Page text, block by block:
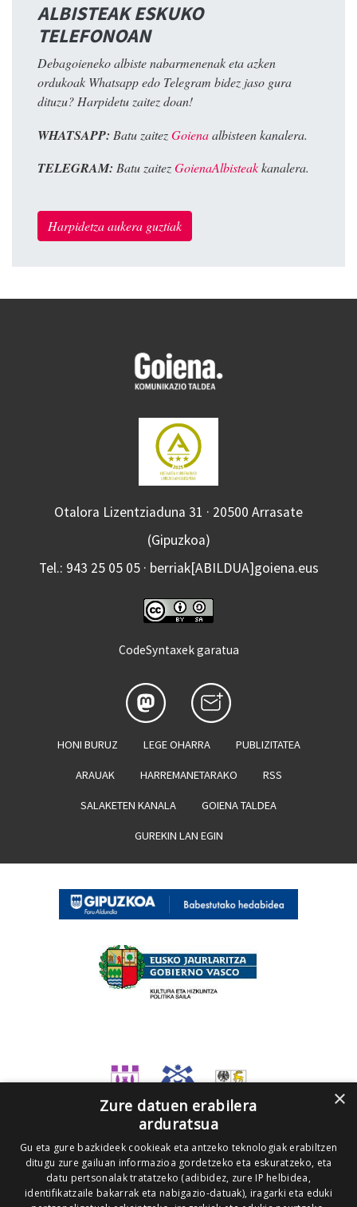
ALBISTEAK ESKUKO
TELEFONOAN
Debagoieneko albiste nabarmenenak eta azken
ordukoak Whatsapp edo Telegram bidez jaso gura
dituzu? Harpidetu zaitez doan!
WHATSAPP: Batu zaitezGoienaalbisteen kanalera.
TELEGRAM: Batu zaitezGoienaAlbisteakkanalera.
Harpidetza aukera guztiak
Otalora Lizentziaduna 31 · 20500 Arrasate
(Gipuzkoa)
Tel.: 943 25 05 05 · berriak[ABILDUA]goiena.eus
CodeSyntaxek garatua
HONI BURUZ LEGE OHARRA PUBLIZITATEA
ARAUAK HARREMANETARAKO RSS
SALAKETEN KANALA GOIENA TALDEA
GUREKIN LAN EGIN
×
Zure datuen erabilera
arduratsua
Gu eta gure bazkideek cookieak eta antzeko teknologiak erabiltzen
ditugu zure gailuan informazioa gordetzeko eta eskuratzeko, eta
datu pertsonalak tratatzeko (adibidez, zure IP helbidea,
identifikatzaile bakarrak eta nabigazio-datuak), iragarki eta eduki